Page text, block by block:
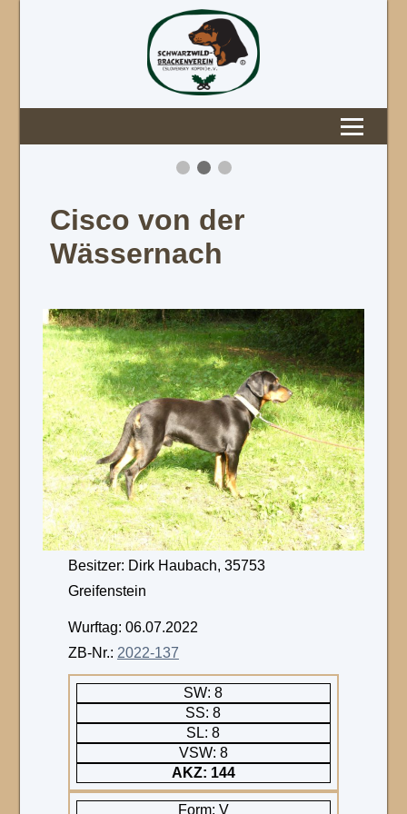
Cisco von der
Wässernach
Besitzer: Dirk Haubach, 35753
Greifenstein
Wurftag: 06.07.2022
ZB-Nr.: 2022-137
SW: 8
SS: 8
SL: 8
VSW: 8
AKZ: 144
Form: V